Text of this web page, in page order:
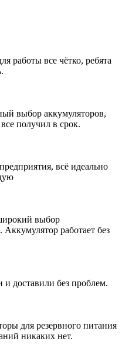
работы все чётко, ребята
выбор аккумуляторов,
получил в срок.
всё идеально
выбор
Аккумулятор работает без
доставили без проблем.
для резервного питания
никаких нет.